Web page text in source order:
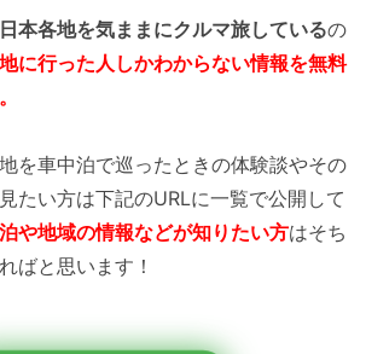
日本各地を気ままにクルマ旅しているの
に行った人しかわからない情報を無料
を車中泊で巡ったときの体験談やその
たい方は下記のURLに一覧で公開して
や地域の情報などが知りたい方はそち
ばと思います！